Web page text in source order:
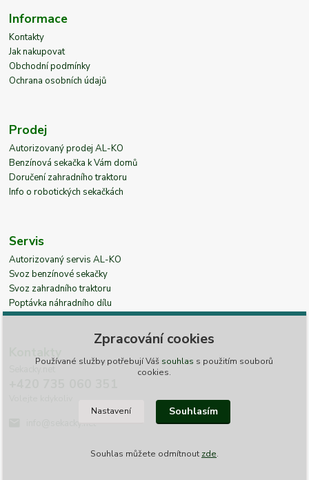
Informace
Kontakty
Jak nakupovat
Obchodní podmínky
Ochrana osobních údajů
Prodej
Autorizovaný prodej AL-KO
Benzínová sekačka k Vám domů
Doručení zahradního traktoru
Info o robotických sekačkách
Servis
Autorizovaný servis AL-KO
Svoz benzínové sekačky
Svoz zahradního traktoru
Poptávka náhradního dílu
info@sekacky.net
Zpracování cookies
Používané služby potřebují Váš souhlas s použitím souborů
cookies.
Nastavení Souhlasím
Souhlas můžete odmítnout zde.